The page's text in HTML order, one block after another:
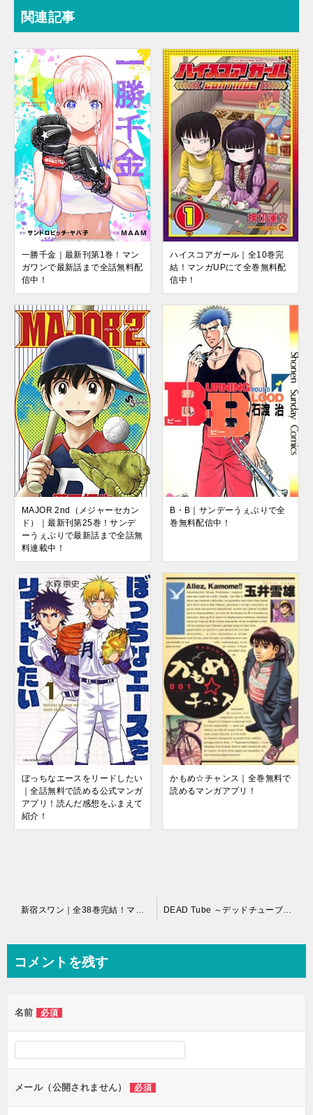
関連記事
一勝千金｜最新刊第1巻！マン
ガワンで最新話まで全話無料配
信中！
ハイスコアガール｜全10巻完
結！マンガUPにて全巻無料配
信中！
MAJOR 2nd（メジャーセカン
ド）｜最新刊第25巻！サンデ
ーうぇぶりで最新話まで全話無
料連載中！
B・B｜サンデーうぇぶりで全
巻無料配信中！
ぼっちなエースをリードしたい
｜全話無料で読める公式マンガ
アプリ！読んだ感想をふまえて
紹介！
かもめ☆チャンス｜全巻無料で
読めるマンガアプリ！
ビ
ー
シ
ン
新宿スワン｜全38巻完結！マンガBANGで最終巻まで全巻無料配信中！ DEAD Tube ～デッドチューブ～｜最新刊第18巻！マンガBANGで9巻まで全巻無料配信中！
コメントを残す
名前 必須
メール（公開されません） 必須